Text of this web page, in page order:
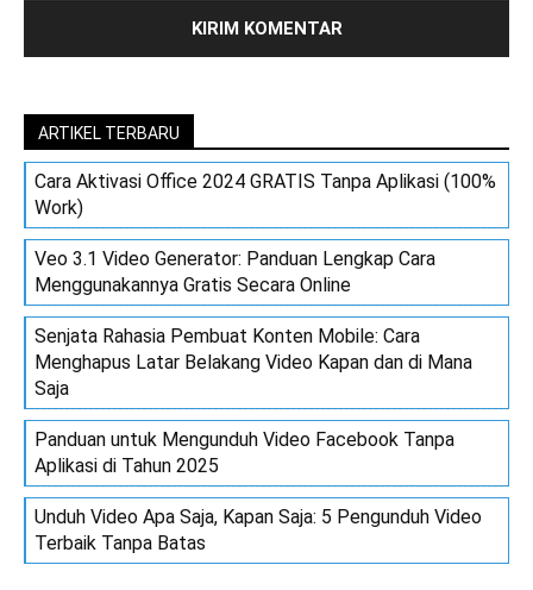
ARTIKEL TERBARU
Cara Aktivasi Office 2024 GRATIS Tanpa Aplikasi (100%
Work)
Veo 3.1 Video Generator: Panduan Lengkap Cara
Menggunakannya Gratis Secara Online
Senjata Rahasia Pembuat Konten Mobile: Cara
Menghapus Latar Belakang Video Kapan dan di Mana
Saja
Panduan untuk Mengunduh Video Facebook Tanpa
Aplikasi di Tahun 2025
Unduh Video Apa Saja, Kapan Saja: 5 Pengunduh Video
Terbaik Tanpa Batas